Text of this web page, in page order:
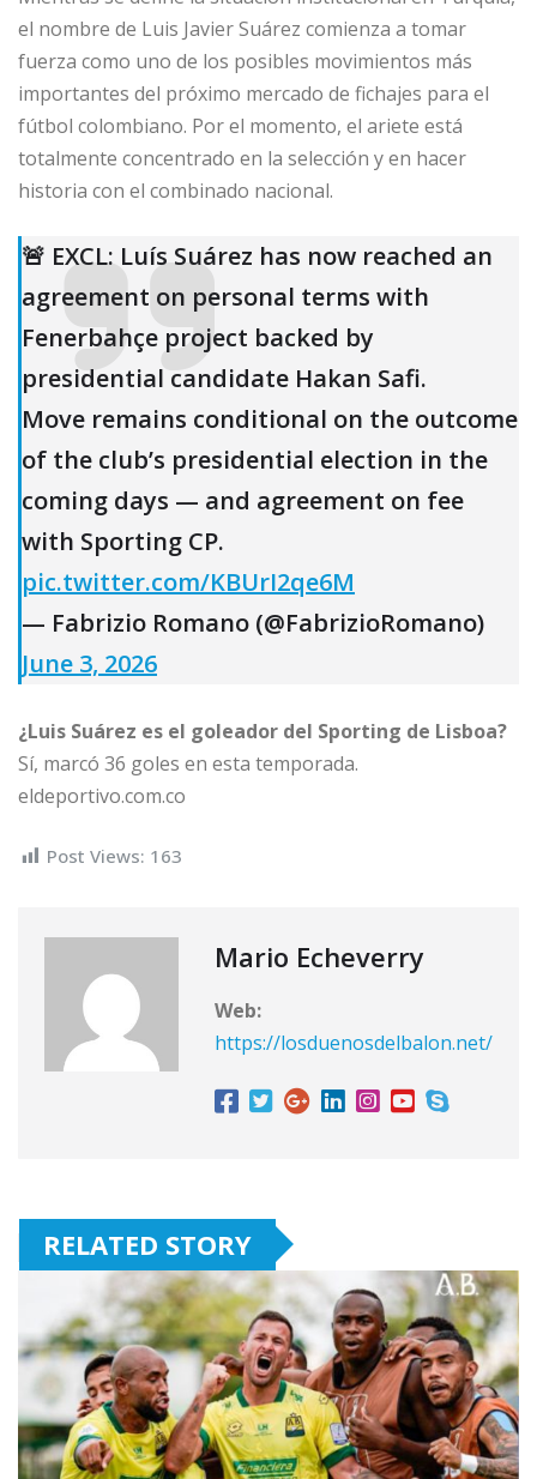
el nombre de Luis Javier Suárez comienza a tomar
fuerza como uno de los posibles movimientos más
importantes del próximo mercado de fichajes para el
fútbol colombiano. Por el momento, el ariete está
totalmente concentrado en la selección y en hacer
historia con el combinado nacional.
🚨 EXCL: Luís Suárez has now reached an
agreement on personal terms with
Fenerbahçe project backed by
presidential candidate Hakan Safi.
Move remains conditional on the outcome
of the club’s presidential election in the
coming days — and agreement on fee
with Sporting CP.
pic.twitter.com/KBUrI2qe6M
— Fabrizio Romano (@FabrizioRomano)
June 3, 2026
¿Luis Suárez es el goleador del Sporting de Lisboa?
Sí, marcó 36 goles en esta temporada.
eldeportivo.com.co
Post Views: 163
Mario Echeverry
Web:
https://losduenosdelbalon.net/
RELATED STORY